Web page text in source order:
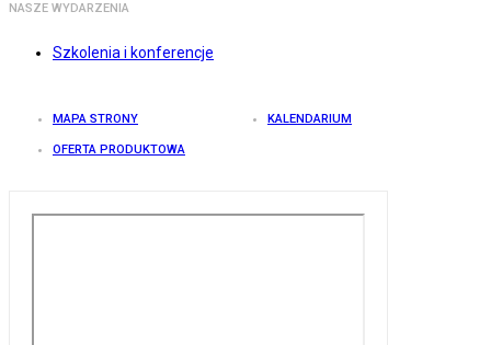
NASZE WYDARZENIA
Szkolenia i konferencje
MAPA STRONY KALENDARIUM
OFERTA PRODUKTOWA